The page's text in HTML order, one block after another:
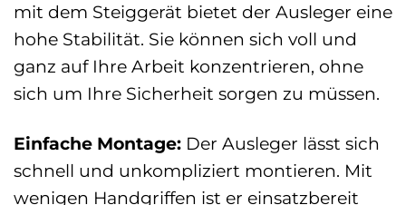
mit dem Steiggerät bietet der Ausleger eine
hohe Stabilität. Sie können sich voll und
ganz auf Ihre Arbeit konzentrieren, ohne
sich um Ihre Sicherheit sorgen zu müssen.
Einfache Montage: Der Ausleger lässt sich
schnell und unkompliziert montieren. Mit
wenigen Handgriffen ist er einsatzbereit